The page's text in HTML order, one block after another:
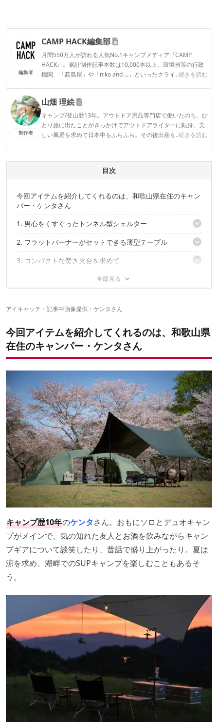
編集者
CAMP HACK編集部
月間550万人が訪れる人気No.1キャンプメディア『CAMP
HACK』。累計制作記事本数は10,000本以上。環境省等の行政
機関、「髙島屋」や「niko and ...」といったクライアントとの
...続きを読む
CAMP HACK編集部のプロフィール
制作者
山畑 理絵
キャンプ/登山歴13年。アウトドア用品専門店で働いたのち、ひ
とり旅に出たことがきっかけでアウトドアライターに転身。美
しい風景を求めて日本中をふらふら。その後出産を機にデュオ
...続きを読む
山畑 理絵のプロフィール
目次
今回アイテムを紹介してくれるのは、和歌山県在住のキャン
パー・ケンタさん
1. 男心をくすぐったトンネル型シェルター
ヘルスポート「バルホール」
2. フラットバーナーがセットできる薄型テーブル
hxo design「hxo スタンダードグリーンセット」
3. コンパクトな焚き火台を求めて
we know enough「焚火台」
4. 炎の揺らめきを愉しむ薪ストーブ
✔️こちらの記事もチェック
アイキャッチ・記事中画像提供：ケンタさん
今回アイテムを紹介してくれるのは、和歌山県
在住のキャンパー・ケンタさん
キャンプ歴10年のケンタさん。おもにソロとデュオキャン
プがメインで、気の知れた友人とお酒を飲みながらキャン
プギアについて談笑したり、昔話で盛り上がったり。夏は
涼を求め、湖畔でのSUPキャンプを楽しむこともあるそ
う。